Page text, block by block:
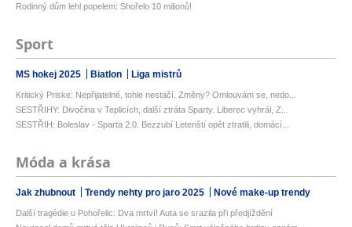
Rodinný dům lehl popelem: Shořelo 10 milionů!
Sport
MS hokej 2025 Biatlon Liga mistrů
Kritický Priske: Nepřijatelné, tohle nestačí. Změny? Omlouvám se, nedo...
SESTŘIHY: Divočina v Teplicích, další ztráta Sparty. Liberec vyhrál, Z...
SESTŘIH: Boleslav - Sparta 2:0. Bezzubí Letenští opět ztratili, domácí...
Móda a krása
Jak zhubnout Trendy nehty pro jaro 2025 Nové make-up trendy
Další tragédie u Pohořelic: Dva mrtví! Auta se srazila při předjíždění